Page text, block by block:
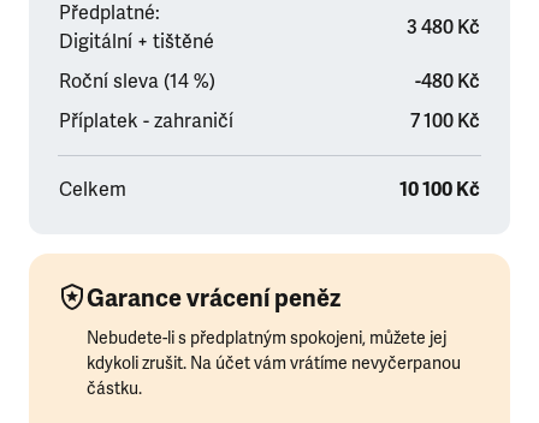
Předplatné:
Digitální + tištěné
3 480 Kč
Roční sleva (14 %)
-480 Kč
Příplatek - zahraničí
7 100 Kč
Celkem 10 100 Kč
Garance vrácení peněz
Nebudete-li s předplatným spokojeni, můžete jej
kdykoli zrušit. Na účet vám vrátíme nevyčerpanou
částku.